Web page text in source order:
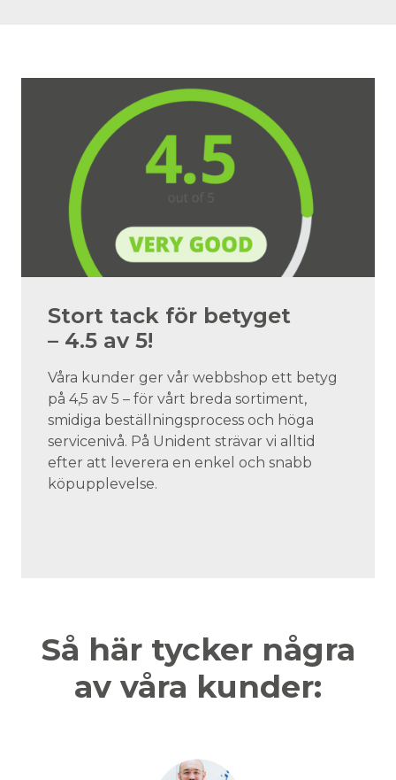
Stort tack för betyget
– 4.5 av 5!
Våra kunder ger vår webbshop ett betyg
på 4,5 av 5 – för vårt breda sortiment,
smidiga beställningsprocess och höga
servicenivå. På Unident strävar vi alltid
efter att leverera en enkel och snabb
köpupplevelse.
Så här tycker några
av våra kunder: